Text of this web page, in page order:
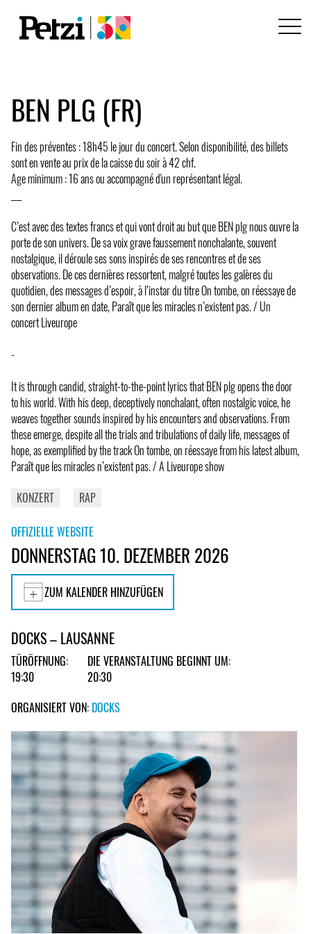
BEN PLG (FR)
Fin des préventes : 18h45 le jour du concert. Selon disponibilité, des billets
sont en vente au prix de la caisse du soir à 42 chf.
Age minimum : 16 ans ou accompagné d'un représentant légal.
C’est avec des textes francs et qui vont droit au but que BEN plg nous ouvre la
porte de son univers. De sa voix grave faussement nonchalante, souvent
nostalgique, il déroule ses sons inspirés de ses rencontres et de ses
observations. De ces dernières ressortent, malgré toutes les galères du
quotidien, des messages d’espoir, à l’instar du titre On tombe, on réessaye de
son dernier album en date, Paraît que les miracles n’existent pas. / Un
concert Liveurope
-
It is through candid, straight-to-the-point lyrics that BEN plg opens the door
to his world. With his deep, deceptively nonchalant, often nostalgic voice, he
weaves together sounds inspired by his encounters and observations. From
these emerge, despite all the trials and tribulations of daily life, messages of
hope, as exemplified by the track On tombe, on réessaye from his latest album,
Paraît que les miracles n’existent pas. / A Liveurope show
KONZERT
RAP
OFFIZIELLE WEBSITE
DONNERSTAG 10. DEZEMBER 2026
ZUM KALENDER HINZUFÜGEN
DOCKS – LAUSANNE
TÜRÖFFNUNG:
19:30
DIE VERANSTALTUNG BEGINNT UM:
20:30
ORGANISIERT VON: DOCKS